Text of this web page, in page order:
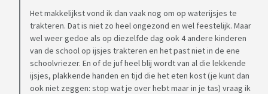
Het makkelijkst vond ik dan vaak nog om op waterijsjes te
trakteren. Dat is niet zo heel ongezond en wel feestelijk. Maar
wel weer gedoe als op diezelfde dag ook 4 andere kinderen
van de school op ijsjes trakteren en het past niet in de ene
schoolvriezer. En of de juf heel blij wordt van al die lekkende
ijsjes, plakkende handen en tijd die het eten kost (je kunt dan
ook niet zeggen: stop wat je over hebt maar in je tas) vraag ik